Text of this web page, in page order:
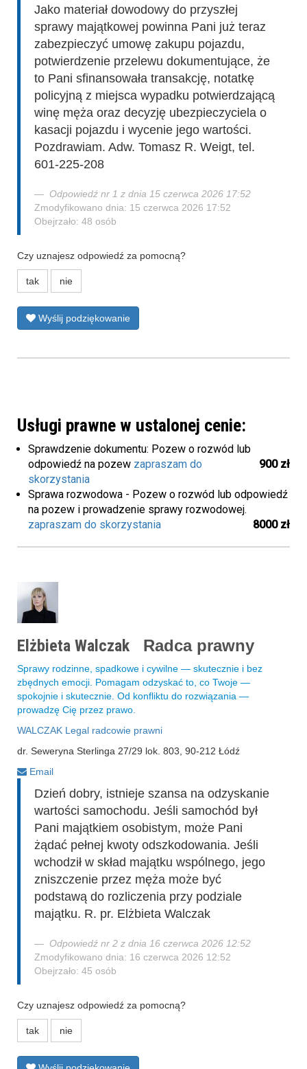
Jako materiał dowodowy do przyszłej
sprawy majątkowej powinna Pani już teraz
zabezpieczyć umowę zakupu pojazdu,
potwierdzenie przelewu dokumentujące, że
to Pani sfinansowała transakcję, notatkę
policyjną z miejsca wypadku potwierdzającą
winę męża oraz decyzję ubezpieczyciela o
kasacji pojazdu i wycenie jego wartości.
Pozdrawiam. Adw. Tomasz R. Weigt, tel.
601-225-208
Odpowiedź nr 1 z dnia 15 czerwca 2026 17:52
Zmodyfikowano dnia: 15 czerwca 2026 17:52
Obejrzało: 48 osób
Czy uznajesz odpowiedź za pomocną?
tak nie
Wyślij podziękowanie
Usługi prawne w ustalonej cenie:
Sprawdzenie dokumentu: Pozew o rozwód lub
odpowiedź na pozew
900 zł
zapraszam do
skorzystania
Sprawa rozwodowa - Pozew o rozwód lub odpowiedź
na pozew i prowadzenie sprawy rozwodowej.
8000 zł
zapraszam do skorzystania
Elżbieta Walczak Radca prawny
Sprawy rodzinne, spadkowe i cywilne — skutecznie i bez
zbędnych emocji. Pomagam odzyskać to, co Twoje —
spokojnie i skutecznie. Od konfliktu do rozwiązania —
prowadzę Cię przez prawo.
WALCZAK Legal radcowie prawni
dr. Seweryna Sterlinga 27/29 lok. 803, 90-212 Łódź
Email
Dzień dobry, istnieje szansa na odzyskanie
wartości samochodu. Jeśli samochód był
Pani majątkiem osobistym, może Pani
żądać pełnej kwoty odszkodowania. Jeśli
wchodził w skład majątku wspólnego, jego
zniszczenie przez męża może być
podstawą do rozliczenia przy podziale
majątku. R. pr. Elżbieta Walczak
Odpowiedź nr 2 z dnia 16 czerwca 2026 12:52
Zmodyfikowano dnia: 16 czerwca 2026 12:52
Obejrzało: 45 osób
Czy uznajesz odpowiedź za pomocną?
tak nie